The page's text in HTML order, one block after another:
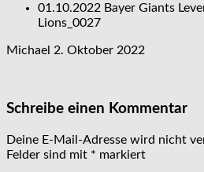
01.10.2022 Bayer Giants
Lions_0027
Michael 2. Oktober 2022
Schreibe einen Kommentar
Deine E-Mail-Adresse wird nicht
Felder sind mit * markiert